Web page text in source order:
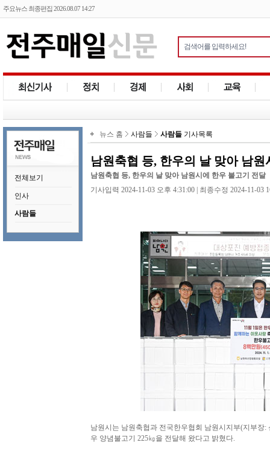
주요뉴스 최종편집 2026.08.07 14:27
전체보기
인사
사람들
뉴스 홈 사람들 사람들 기사목록
남원축협 등, 한우의 날 맞아 남
남원축협 등, 한우의 날 맞아 남원시에 한우 불고기 전달
기사입력 2024-11-03 오후 4:31:00 | 최종수정 2024-11-03
남원시는 남원축협과 전국한우협회 남원시지부(지부장
우 양념불고기 225㎏을 전달해 왔다고 밝혔다.